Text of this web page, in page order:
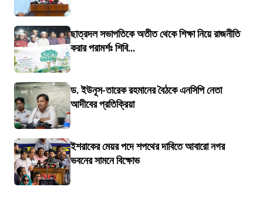
ছাত্রদল সভাপতিকে অতীত থেকে শিক্ষা নিয়ে রাজনীতি
করার পরামর্শঃ শিবি...
ড. ইউনূস-তারেক রহমানের বৈঠকে এনসিপি নেতা
আদীবের প্রতিক্রিয়া
ইশরাকের মেয়র পদে শপথের দাবিতে আবারো নগর
ভবনের সামনে বিক্ষোভ